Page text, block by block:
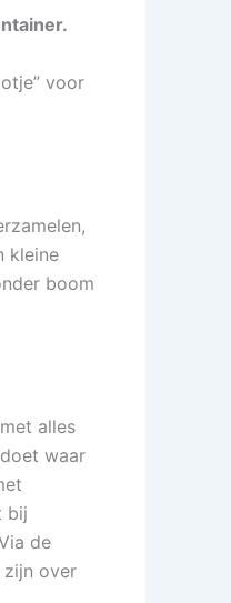
voor
kleine
boom
alles
waar
bij
de
zijn over